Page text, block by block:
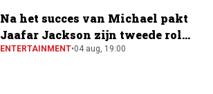
Na het succes van Michael pakt
Jaafar Jackson zijn tweede rol
naast Will Smith
ENTERTAINMENT•04 aug, 19:00